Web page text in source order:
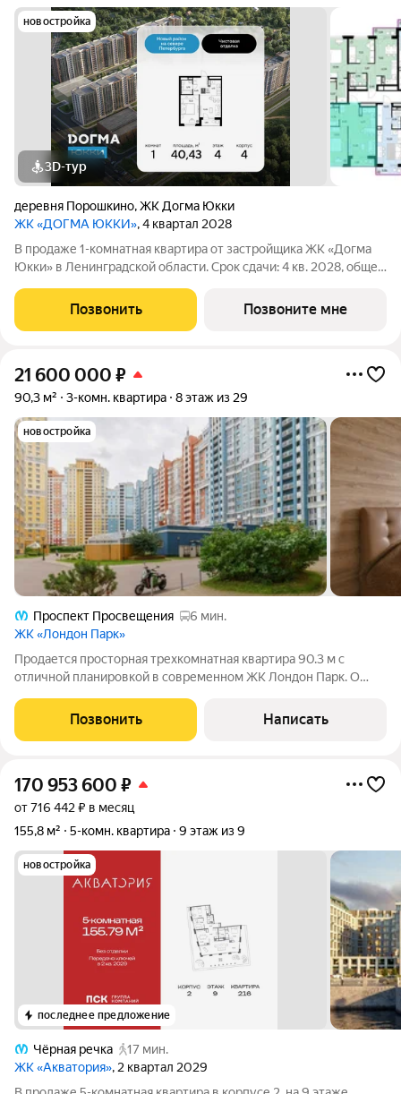
новостройка
3D-тур
деревня Порошкино,ЖК Догма Юкки
ЖК «ДОГМА ЮККИ», 4 квартал 2028
В продаже 1-комнатная квартира от застройщика ЖК «Догма
Юкки» в Ленинградской области. Срок сдачи: 4 кв. 2028, общей
доступной социальной инфраструктурой. Жилой комплекс
расположен в
Позвонить Позвоните мне
21 600 000 ₽
90,3 м² 3-комн. квартира 8 этаж из 29
новостройка
Проспект Просвещения
6 мин.
ЖК «Лондон Парк»
Продается просторная трехкомнатная квартира 90.3 м с
отличной планировкой в современном ЖК Лондон Парк. О
мебелью и техникой, можно заезжать и жить сразу.
Комфортный 8 этаж, окна выходят во двор,
Позвонить Написать
170 953 600 ₽
от 716 442 ₽ в месяц
155,8 м²
5-комн. квартира 9 этаж из 9
новостройка
последнее предложение
Чёрная речка
17 мин.
ЖК «Акватория», 2 квартал 2029